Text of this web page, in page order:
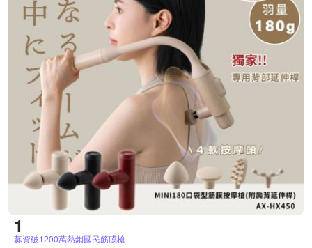
募資破1200萬熱銷國民筋膜槍